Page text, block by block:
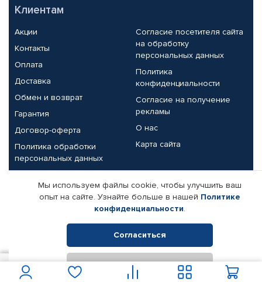
Клиентам
Акции
Контакты
Оплата
Доставка
Обмен и возврат
Гарантия
Договор-оферта
Политика обработки
персональных данных
Согласие посетителя сайта
на обработку
персональных данных
Политика
конфиденциальности
Согласие на получение
рекламы
О нас
Карта сайта
Партнерам
Корпоративным клиентам
Поставщикам
Реквизиты компании
© КАМАЗ ЦЕНТР ДОНЕЦК, 2015-2026. Все права защищены.
Интернет-магазин автомобильных товаров Автопрофи.
Мы используем файлы cookie, чтобы улучшить ваш
опыт на сайте. Узнайте больше в нашей Политике
конфиденциальности.
Согласиться
Отклонить
В корзину